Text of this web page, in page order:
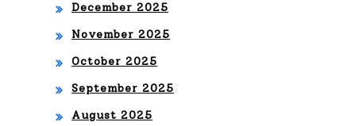
CE
RO”
December 2025
November 2025
October 2025
September 2025
August 2025